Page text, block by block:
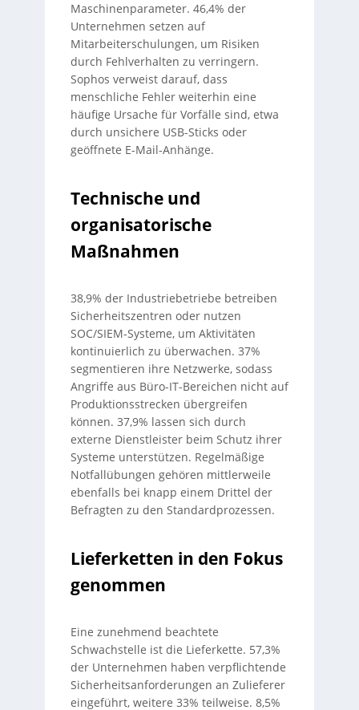
Maschinenparameter. 46,4% der
Unternehmen setzen auf
Mitarbeiterschulungen, um Risiken
durch Fehlverhalten zu verringern.
Sophos verweist darauf, dass
menschliche Fehler weiterhin eine
häufige Ursache für Vorfälle sind, etwa
durch unsichere USB-Sticks oder
geöffnete E-Mail-Anhänge.
Technische und
organisatorische
Maßnahmen
38,9% der Industriebetriebe betreiben
Sicherheitszentren oder nutzen
SOC/SIEM-Systeme, um Aktivitäten
kontinuierlich zu überwachen. 37%
segmentieren ihre Netzwerke, sodass
Angriffe aus Büro-IT-Bereichen nicht auf
Produktionsstrecken übergreifen
können. 37,9% lassen sich durch
externe Dienstleister beim Schutz ihrer
Systeme unterstützen. Regelmäßige
Notfallübungen gehören mittlerweile
ebenfalls bei knapp einem Drittel der
Befragten zu den Standardprozessen.
Lieferketten in den Fokus
genommen
Eine zunehmend beachtete
Schwachstelle ist die Lieferkette. 57,3%
der Unternehmen haben verpflichtende
Sicherheitsanforderungen an Zulieferer
eingeführt, weitere 33% teilweise. 8,5%